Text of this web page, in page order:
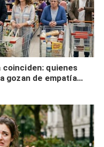
quienes
gozan de empatía
tienen autocontrol